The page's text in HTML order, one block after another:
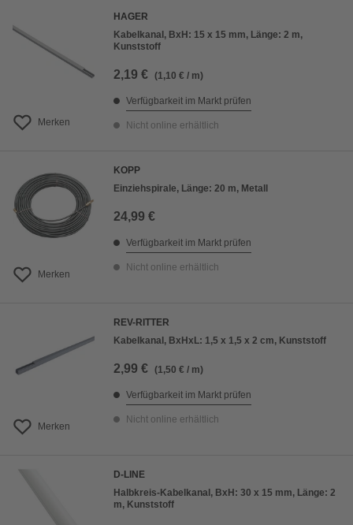
Merken
HAGER
Kabelkanal, BxH: 15 x 15 mm, Länge: 2 m,
Kunststoff
2,19 € (1,10 € / m)
Verfügbarkeit im Markt prüfen
Nicht online erhältlich
Merken
KOPP
Einziehspirale, Länge: 20 m, Metall
24,99 €
Verfügbarkeit im Markt prüfen
Nicht online erhältlich
Merken
REV-RITTER
Kabelkanal, BxHxL: 1,5 x 1,5 x 2 cm, Kunststoff
2,99 € (1,50 € / m)
Verfügbarkeit im Markt prüfen
Nicht online erhältlich
D-LINE
Halbkreis-Kabelkanal, BxH: 30 x 15 mm, Länge: 2
m, Kunststoff